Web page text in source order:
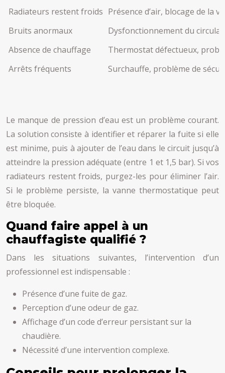
Radiateurs restent froids Présence d’air, blocage de la
Bruits anormaux
Dysfonctionnement du
Absence de chauffage
Thermostat défectueux,
Arrêts fréquents
Surchauffe, problème de
Le manque de pression d’eau est un problème courant.
La solution consiste à identifier et réparer la fuite si elle
est minime, puis à ajouter de l’eau dans le circuit jusqu’à
atteindre la pression adéquate (entre 1 et 1,5 bar). Si vos
radiateurs restent froids, purgez-les pour éliminer l’air.
Si le problème persiste, la vanne thermostatique peut
être bloquée.
Quand faire appel à un
chauffagiste qualifié ?
Dans les situations suivantes, l’intervention d’un
professionnel est indispensable :
Présence d’une fuite de gaz.
Perception d’une odeur de gaz.
Affichage d’un code d’erreur persistant sur la
chaudière.
Nécessité d’une intervention complexe.